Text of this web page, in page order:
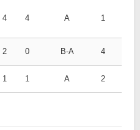
4 4 A 1
2 0 B-A 4
1 1 A 2